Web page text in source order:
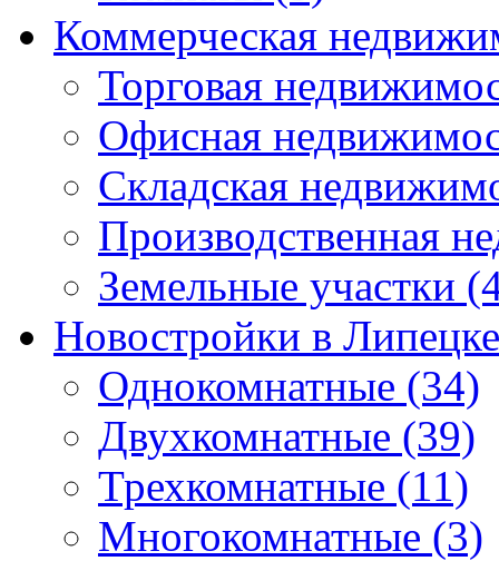
Коммерческая
Торговая
Офисная
Складская
Производственная
Земельные участки
Новостройки в Липецке
Однокомнатные (34)
Двухкомнатные (39)
Трехкомнатные (11)
Многокомнатные (3)